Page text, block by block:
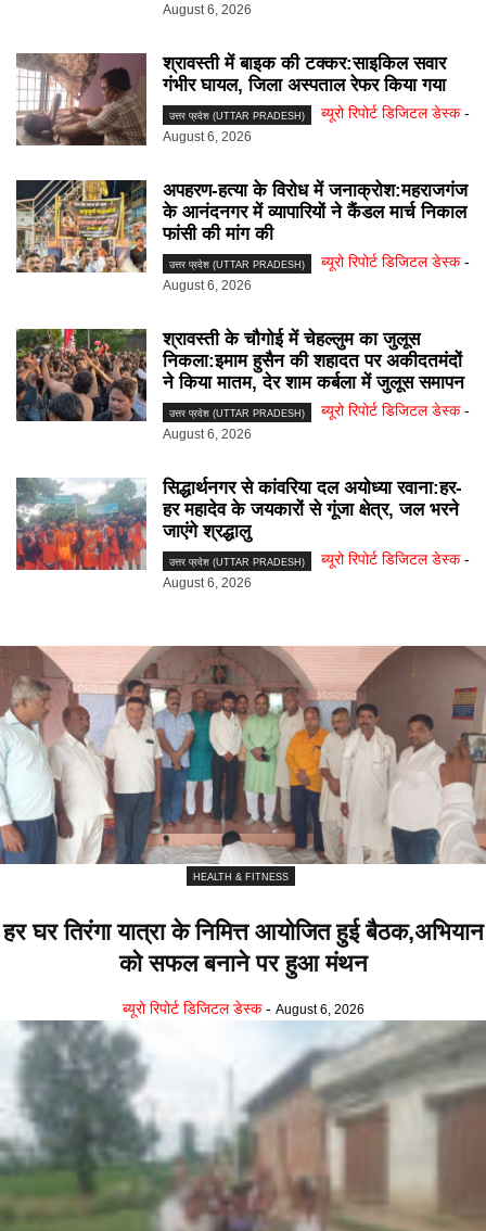
August 6, 2026
श्रावस्ती में बाइक की टक्कर:साइकिल सवार
गंभीर घायल, जिला अस्पताल रेफर किया गया
उत्तर प्रदेश (UTTAR PRADESH) ब्यूरो रिपोर्ट डिजिटल डेस्क -
August 6, 2026
अपहरण-हत्या के विरोध में जनाक्रोश:महराजगंज
के आनंदनगर में व्यापारियों ने कैंडल मार्च निकाल
फांसी की मांग की
उत्तर प्रदेश (UTTAR PRADESH) ब्यूरो रिपोर्ट डिजिटल डेस्क -
August 6, 2026
श्रावस्ती के चौगोई में चेहल्लुम का जुलूस
निकला:इमाम हुसैन की शहादत पर अकीदतमंदों
ने किया मातम, देर शाम कर्बला में जुलूस समापन
उत्तर प्रदेश (UTTAR PRADESH) ब्यूरो रिपोर्ट डिजिटल डेस्क -
August 6, 2026
सिद्धार्थनगर से कांवरिया दल अयोध्या रवाना:हर-
हर महादेव के जयकारों से गूंजा क्षेत्र, जल भरने
जाएंगे श्रद्धालु
उत्तर प्रदेश (UTTAR PRADESH) ब्यूरो रिपोर्ट डिजिटल डेस्क -
August 6, 2026
HEALTH & FITNESS
हर घर तिरंगा यात्रा के निमित्त आयोजित हुई बैठक,अभियान
को सफल बनाने पर हुआ मंथन
ब्यूरो रिपोर्ट डिजिटल डेस्क - August 6, 2026